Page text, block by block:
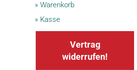
» Warenkorb
» Kasse
Vertrag
widerrufen!